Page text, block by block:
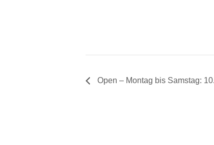
Open – Montag bis Samstag: